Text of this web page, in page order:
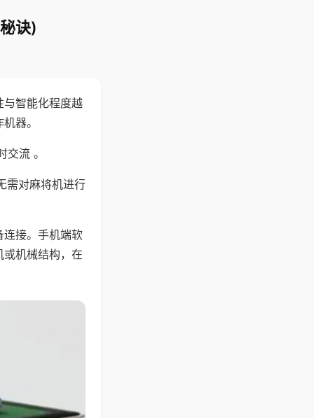
诀)
与智能化程度越
器。
流 。
需对麻将机进行
连接。手机端软
机械结构，在